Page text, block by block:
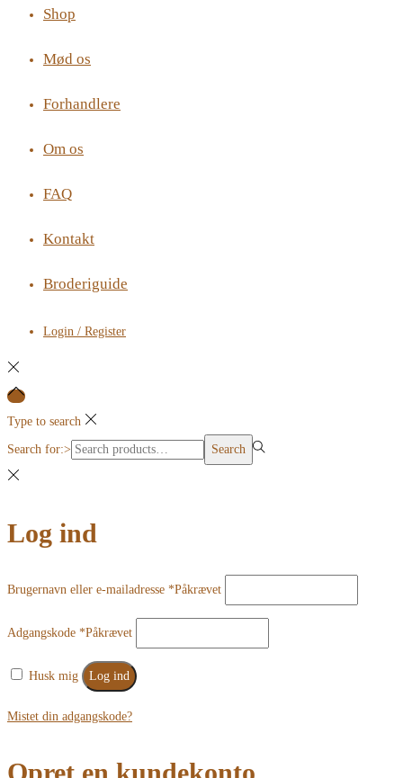
Shop
Mød os
Forhandlere
Om os
FAQ
Kontakt
Broderiguide
Login / Register
Type to search
Search for:> Search
Log ind
Brugernavn eller e-mailadresse *Påkrævet
Adgangskode *Påkrævet
Husk mig Log ind
Mistet din adgangskode?